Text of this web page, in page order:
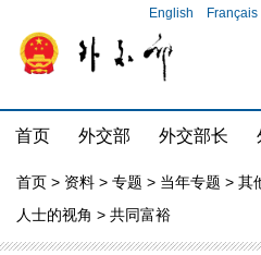
English Français
首页 外交部 外交部长
首页 > 资料 > 专题 > 当年专题 > 其
人士的视角 > 共同富裕